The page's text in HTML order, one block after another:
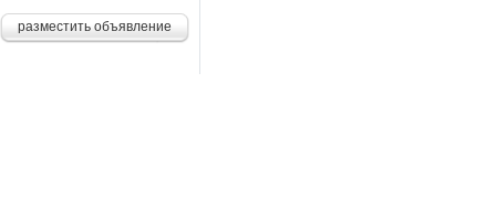
разместить объявление